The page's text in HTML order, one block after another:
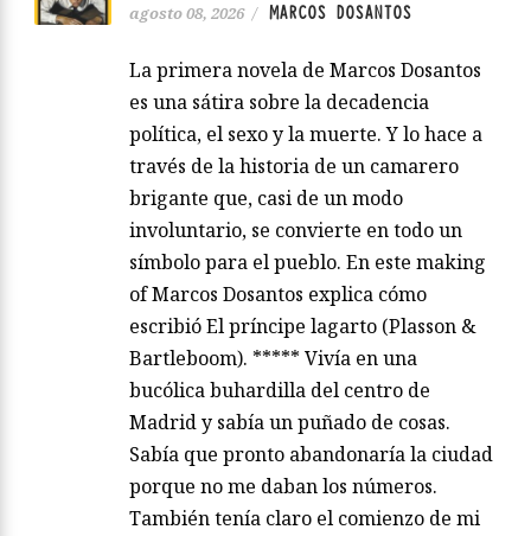
agosto 08, 2026 / MARCOS DOSANTOS
La primera novela de Marcos Dosantos
es una sátira sobre la decadencia
política, el sexo y la muerte. Y lo hace a
través de la historia de un camarero
brigante que, casi de un modo
involuntario, se convierte en todo un
símbolo para el pueblo. En este making
of Marcos Dosantos explica cómo
escribió El príncipe lagarto (Plasson &
Bartleboom). ***** Vivía en una
bucólica buhardilla del centro de
Madrid y sabía un puñado de cosas.
Sabía que pronto abandonaría la ciudad
porque no me daban los números.
También tenía claro el comienzo de mi